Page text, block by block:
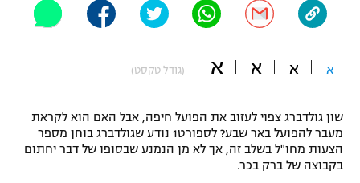
תקנון משתתפים וזוכים בפרסים
תקנון עבור פעילות אלקטרה
טניס
היאבקות WWE
כדורמים
פוטבול אמריקאי NFL
א א א א (גודל טקסט)
שון גולדברג צפוי לעזוב את הפועל חיפה, אבל האם הוא לקראת
מעבר להפועל באר שבע? לספורט1 נודע שגולדברג בוחן מספר
הצעות מחו"ל בשלב זה, אך לא מן הנמנע שבסופו של דבר יחתום
בקבוצה של ברק בכר.